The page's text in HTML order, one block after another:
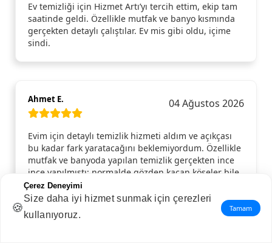
Ev temizliği için Hizmet Artı’yı tercih ettim, ekip tam
saatinde geldi. Özellikle mutfak ve banyo kısmında
gerçekten detaylı çalıştılar. Ev mis gibi oldu, içime
sindi.
Ahmet E. 04 Ağustos 2026
Evim için detaylı temizlik hizmeti aldım ve açıkçası
bu kadar fark yaratacağını beklemiyordum. Özellikle
mutfak ve banyoda yapılan temizlik gerçekten ince
ince yapılmıştı; normalde gözden kaçan köşeler bile
pırıl pırıldı. Camlar, dolap içleri, kapı kenarları…
Hepsi tertemizdi. Gelen ekip hem güler yüzlüydü
hem de işini aceleye getirmeden, özenle yaptı.
Temizlik bittikten sonra evde ferahlık hissi resmen
🍪
Çerez Deneyimi
Size daha iyi hizmet sunmak için çerezleri
kullanıyoruz.
Tamam